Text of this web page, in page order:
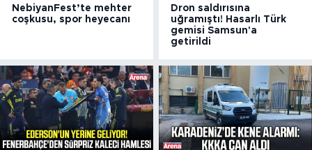
NebiyanFest’te mehter
coşkusu, spor heyecanı
Dron saldırısına
uğramıştı! Hasarlı Türk
gemisi Samsun'a
getirildi